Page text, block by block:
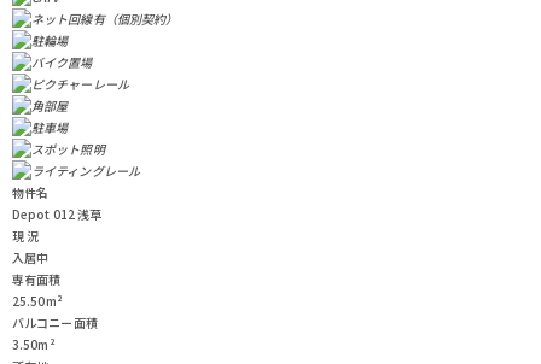
物件名
Depot 012 浅草
現 況
入居中
専有面積
25.50m²
バルコニー面積
3.50m²